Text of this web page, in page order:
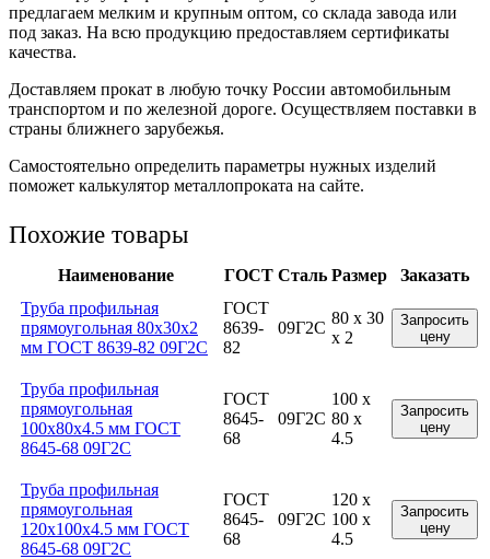
предлагаем мелким и крупным оптом, со склада завода или
под заказ. На всю продукцию предоставляем сертификаты
качества.
Доставляем прокат в любую точку России автомобильным
транспортом и по железной дороге. Осуществляем поставки в
страны ближнего зарубежья.
Самостоятельно определить параметры нужных изделий
поможет калькулятор металлопроката на сайте.
Похожие товары
Наименование ГОСТ Сталь Размер
Заказать
Труба профильная
прямоугольная 80x30x2
мм ГОСТ 8639-82 09Г2С
ГОСТ
8639-
82
09Г2С
80 x 30
x 2
Запросить
цену
Труба профильная
прямоугольная
100x80x4.5 мм ГОСТ
8645-68 09Г2С
ГОСТ
8645-
68
09Г2С
100 x
80 x
4.5
Запросить
цену
Труба профильная
прямоугольная
120x100x4.5 мм ГОСТ
8645-68 09Г2С
ГОСТ
8645-
68
09Г2С
120 x
100 x
4.5
Запросить
цену